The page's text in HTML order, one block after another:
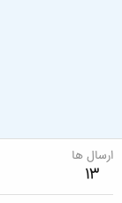
ارسال ها
13